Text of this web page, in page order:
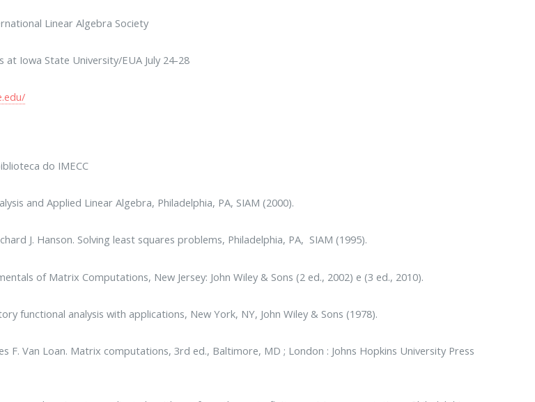
Linear Algebra Society
Iowa State University/EUA July 24-28
do IMECC
and Applied Linear Algebra, Philadelphia, PA, SIAM (2000).
J. Hanson. Solving least squares problems, Philadelphia, PA, SIAM (1995).
of Matrix Computations, New Jersey: John Wiley & Sons (2 ed., 2002) e (3 ed., 2010).
functional analysis with applications, New York, NY, John Wiley & Sons (1978).
F. Van Loan. Matrix computations, 3rd ed., Baltimore, MD ; London : Johns Hopkins University Press